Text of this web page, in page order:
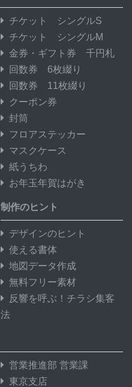
チケット シングルS
チケット シングルM
金券・ギフト券 千円札
回数券 6枚綴り
回数券 11枚綴り
クーポン券
封筒
フロアステッカー
マスクケース
紙うちわ
お年玉年賀はがき
制作のヒント
デザインのヒント
使える書体
地図データ作成
無料フリー素材
反響を呼ぶ！チラシ集客
法
営業推進部 営業課
東京支店